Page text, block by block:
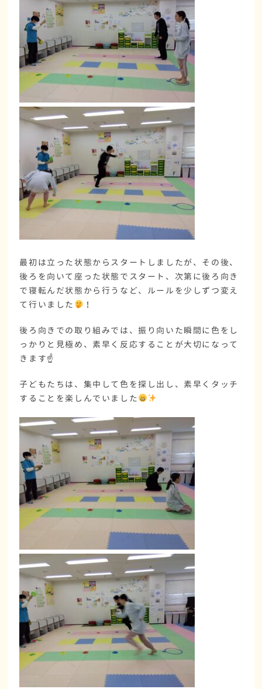
最初は立った状態からスタートしましたが、その後、
後ろを向いて座った状態でスタート、次第に後ろ向き
で寝転んだ状態から行うなど、ルールを少しずつ変え
て行いました
！
後ろ向きでの取り組みでは、振り向いた瞬間に色をし
っかりと見極め、素早く反応することが大切になって
きます☝️
子どもたちは、集中して色を探し出し、素早くタッチ
することを楽しんでいました